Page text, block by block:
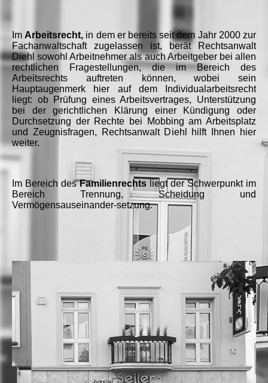
Im Arbeitsrecht, in dem er bereits seit dem Jahr 2000 zur
Fachanwaltschaft zugelassen ist, berät Rechtsanwalt
Diehl sowohl Arbeitnehmer als auch Arbeitgeber bei allen
rechtlichen Fragestellungen, die im Bereich des
Arbeitsrechts auftreten können, wobei sein
Hauptaugenmerk hier auf dem Individualarbeitsrecht
liegt: ob Prüfung eines Arbeitsvertrages, Unterstützung
bei der gerichtlichen Klärung einer Kündigung oder
Durchsetzung der Rechte bei Mobbing am Arbeitsplatz
und Zeugnisfragen, Rechtsanwalt Diehl hilft Ihnen hier
weiter.
Im Bereich desFamilienrechts liegt der Schwerpunkt im
Bereich Trennung, Scheidung und
Vermögensauseinander-setzung.